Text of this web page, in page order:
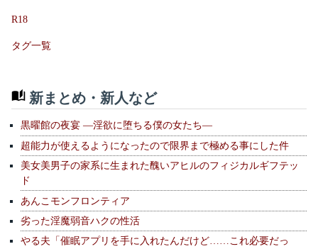
R18
タグ一覧
新まとめ・新人など
黒曜館の夜宴 —淫欲に堕ちる僕の女たち—
超能力が使えるようになったので限界まで極める事にした件
美女美男子の家系に生まれた醜いアヒルのフィジカルギフテッ
ド
あんこモンフロンティア
劣った淫魔弱音ハクの性活
やる夫「催眠アプリを手に入れたんだけど……これ必要だっ